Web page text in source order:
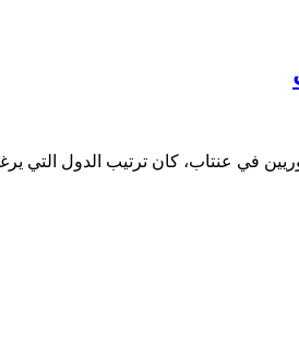
في عنتاب، كان ترتيب الدول التي